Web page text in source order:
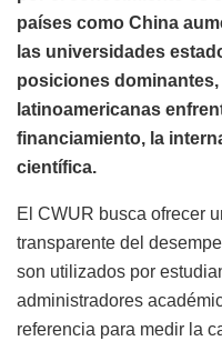
países como China
las universidades
posiciones
latinoamericanas
financiamiento, la
científica.
El CWUR busca ofrecer
transparente del
son utilizados por
administradores
referencia para medir la